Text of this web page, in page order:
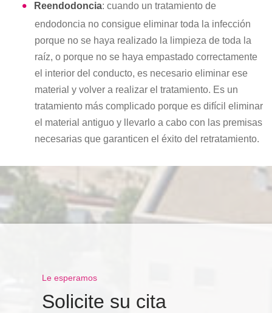
Reendodoncia: cuando un tratamiento de
endodoncia no consigue eliminar toda la infección
porque no se haya realizado la limpieza de toda la
raíz, o porque no se haya empastado correctamente
el interior del conducto, es necesario eliminar ese
material y volver a realizar el tratamiento. Es un
tratamiento más complicado porque es difícil eliminar
el material antiguo y llevarlo a cabo con las premisas
necesarias que garanticen el éxito del retratamiento.
Le esperamos
Solicite su cita